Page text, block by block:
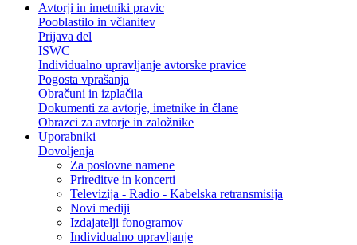
Avtorji in imetniki pravic
Pooblastilo in včlanitev
Prijava del
ISWC
Individualno upravljanje avtorske pravice
Pogosta vprašanja
Obračuni in izplačila
Dokumenti za avtorje, imetnike in člane
Obrazci za avtorje in založnike
Uporabniki
Dovoljenja
Za poslovne namene
Prireditve in koncerti
Televizija - Radio - Kabelska retransmisija
Novi mediji
Izdajatelji fonogramov
Individualno upravljanje